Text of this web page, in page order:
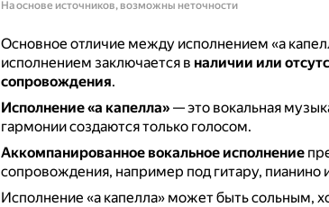
На основе источников, возможны неточности
Основное отличие между исполнением «а
исполнением заключается в наличии или
сопровождения.
Исполнение «а капелла»— это вокальная
гармонии создаются только голосом.
Аккомпанированное вокальное исполнение
сопровождения, например под гитару, пианино
Исполнение «а капелла» может быть сольным,